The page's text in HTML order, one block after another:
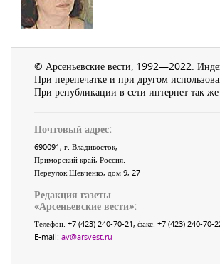
© Арсеньевские вести, 1992—2022.
При перепечатке и при другом
При републикации в сети интернет так
Почтовый адрес:
690091, г. Владивосток,
Приморский край, Россия.
Переулок Шевченко, дом 9, 27
Редакция газеты
«Арсеньевские вести»:
Телефон: +7 (423) 240-70-21, факс: +7 (423) 240-70-
E-mail: av@arsvest.ru